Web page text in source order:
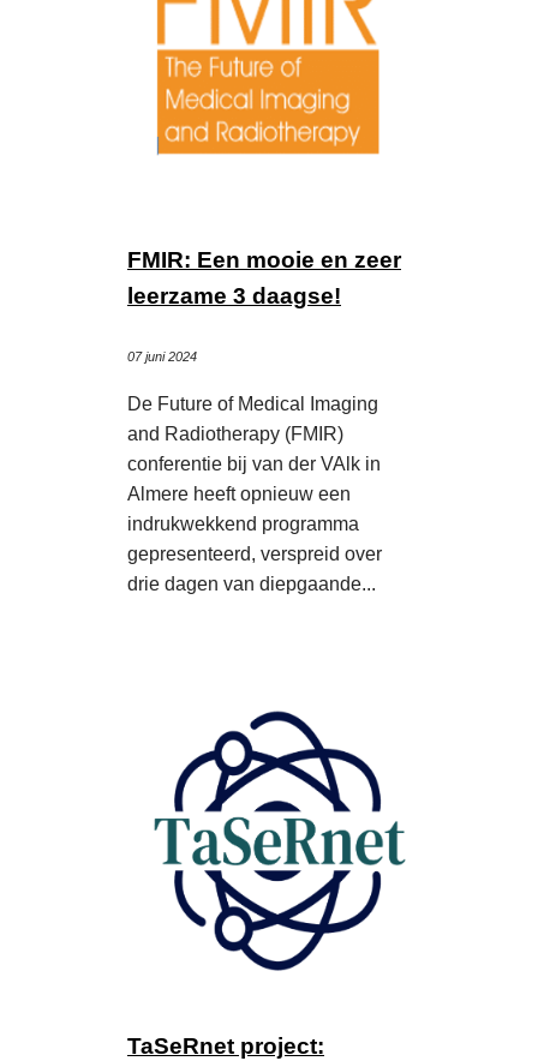
FMIR: Een mooie en zeer
leerzame 3 daagse!
07 juni 2024
De Future of Medical Imaging
and Radiotherapy (FMIR)
conferentie bij van der VAlk in
Almere heeft opnieuw een
indrukwekkend programma
gepresenteerd, verspreid over
drie dagen van diepgaande...
TaSeRnet project: